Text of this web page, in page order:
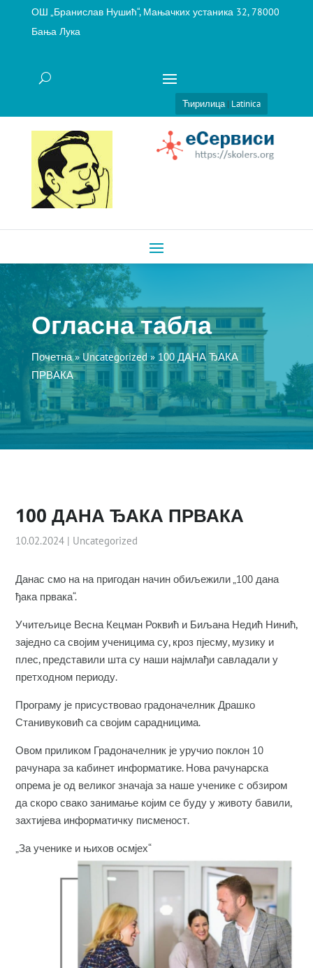
ОШ „Бранислав Нушић“, Мањачких устаника 32, 78000
Бања Лука
Ћирилица| Latinica
Огласна табла
Почетна»Uncategorized » 100 ДАНА ЂАКА
ПРВАКА
100 ДАНА ЂАКА ПРВАКА
10.02.2024 | Uncategorized
Данас смо на на пригодан начин обиљежили „100 дана
ђака првака“.
Учитељице Весна Кецман Роквић и Биљана Недић Нинић,
заједно са својим ученицима су, кроз пјесму, музику и
плес, представили шта су наши најмлађи савладали у
претходном периоду.
Програму је присуствовао градоначелник Драшко
Станивуковић са својим сарадницима.
Овом приликом Градоначелник је уручио поклон 10
рачунара за кабинет информатике. Нова рачунарска
опрема је од великог значаја за наше ученике с обзиром
да скоро свако занимање којим се буду у животу бавили,
захтијева информатичку писменост.
„За ученике и њихов осмјех“